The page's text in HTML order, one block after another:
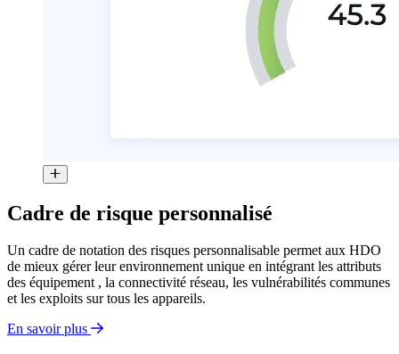
Cadre de risque personnalisé
Un cadre de notation des risques personnalisable permet aux HDO
de mieux gérer leur environnement unique en intégrant les attributs
des équipement , la connectivité réseau, les vulnérabilités communes
et les exploits sur tous les appareils.
En savoir plus